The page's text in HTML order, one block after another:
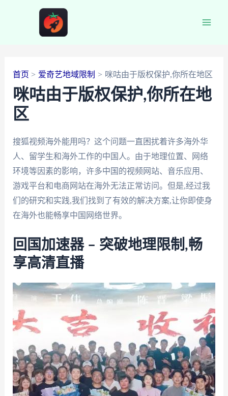
首页 爱奇艺地域限制 咪咕由于版权保护,你所在地区
咪咕由于版权保护,你所在地
区
搜狐视频海外能用吗？这个问题一直困扰着许多海外华
人、留学生和海外工作的中国人。由于地理位置、网络
环境等因素的影响，许多中国的视频网站、音乐应用、
游戏平台和电商网站在海外无法正常访问。但是,经过我
们的研究和实践,我们找到了有效的解决方案,让你即使身
在海外也能畅享中国网络世界。
回国加速器 – 突破地理限制,畅
享高清直播